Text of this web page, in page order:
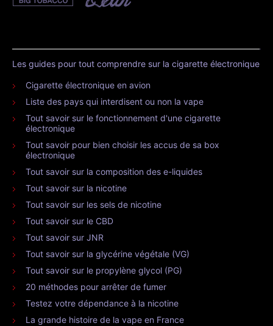
Les guides pour tout comprendre sur la cigarette électronique
Cigarette électronique en avion
Liste des pays qui interdisent ou non la vape
Tout savoir sur le fonctionnement d'une cigarette
électronique
Tout savoir pour bien choisir les accus de sa box
électronique
Tout savoir sur la composition des e-liquides
Tout savoir sur la nicotine
Tout savoir sur les sels de nicotine
Tout savoir sur le CBD
Tout savoir sur JNR
Tout savoir sur la glycérine végétale (VG)
Tout savoir sur le propylène glycol (PG)
20 méthodes pour arrêter de fumer
Testez votre dépendance à la nicotine
La grande histoire de la vape en France